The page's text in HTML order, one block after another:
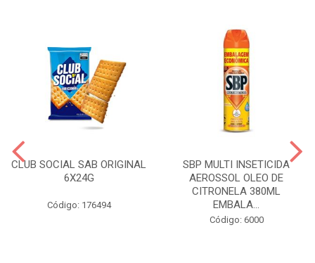
CLUB SOCIAL SAB ORIGINAL
6X24G
Código: 176494
SBP MULTI INSETICIDA
AEROSSOL OLEO DE
CITRONELA 380ML
EMBALA...
Código: 6000